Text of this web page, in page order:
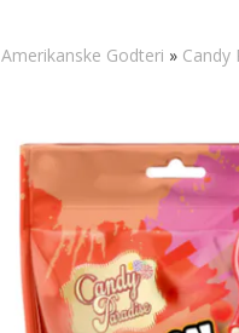
Amerikanske Godteri » Candy